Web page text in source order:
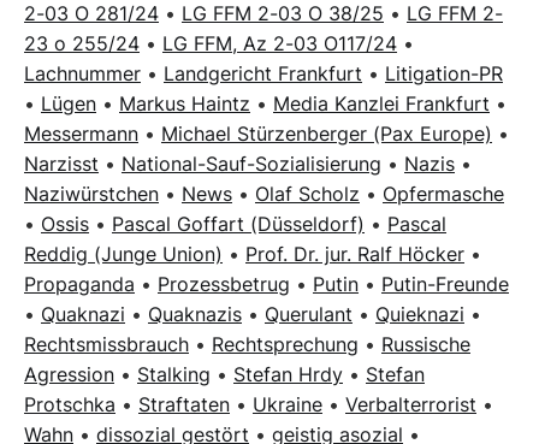
2-03 O 281/24 • LG FFM 2-03 O 38/25 • LG FFM 2-
23 o 255/24 • LG FFM, Az 2-03 O117/24 •
Lachnummer • Landgericht Frankfurt • Litigation-PR
• Lügen • Markus Haintz • Media Kanzlei Frankfurt •
Messermann • Michael Stürzenberger (Pax Europe) •
Narzisst • National-Sauf-Sozialisierung • Nazis •
Naziwürstchen • News • Olaf Scholz • Opfermasche
• Ossis • Pascal Goffart (Düsseldorf) • Pascal
Reddig (Junge Union) • Prof. Dr. jur. Ralf Höcker •
Propaganda • Prozessbetrug • Putin • Putin-Freunde
• Quaknazi • Quaknazis • Querulant • Quieknazi •
Rechtsmissbrauch • Rechtsprechung • Russische
Agression • Stalking • Stefan Hrdy • Stefan
Protschka • Straftaten • Ukraine • Verbalterrorist •
Wahn • dissozial gestört • geistig asozial •